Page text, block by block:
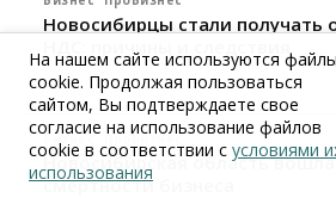
Новосибирцы стали получать
НДС: причины и следствия
24 июля 2026, 10:30
Бизнес ПроБизнес
Новосибирская область вошла
смертности бизнеса
На нашем сайте используются файлы
cookie. Продолжая пользоваться
сайтом, Вы подтверждаете свое
согласие на использование файлов
cookie в соответствии с условиями
использования